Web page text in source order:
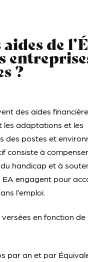
de
?
des aides
les adaptations et les
des postes et
consiste à
handicap et à
EA engagent pour
l’emploi.
en fonction de
par an et par